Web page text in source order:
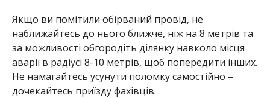
Якщо ви помітили обірваний провід, не
наближайтесь до нього ближче, ніж на 8 метрів та
за можливості обгородіть ділянку навколо місця
аварії в радіусі 8-10 метрів, щоб попередити інших.
Не намагайтесь усунути поломку самостійно –
дочекайтесь приїзду фахівців.